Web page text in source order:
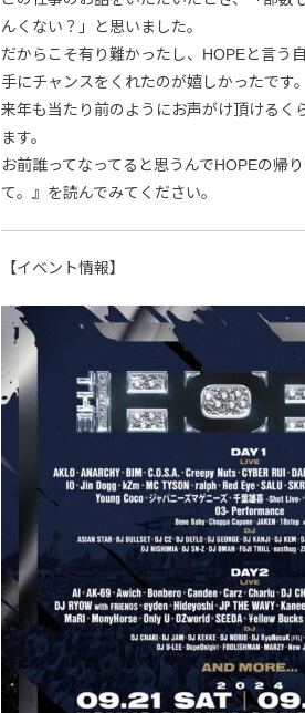
んくない？」と思いました。
だからこそ有り難かったし、HOPEと言う
手にチャンスをくれたのが嬉しかったです。
来年も当たり前のようにお声がけ頂けるく
ます。
お前誰ってなってると思うんでHOPEの帰
て。』を読んでみてください。
【イベント情報】